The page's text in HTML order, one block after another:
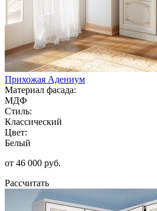
Прихожая Адениум
Материал фасада:
МДФ
Стиль:
Классический
Цвет:
Белый
от 46 000 руб.
Рассчитать